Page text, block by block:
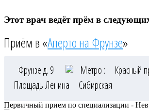
Этот врач ведёт прём в
Приём в «Аперто на Фрунзе»
Фрунзе д. 9 Метро :
Красный
Площадь Ленина
Сибирская
Первичный прием по специализации -